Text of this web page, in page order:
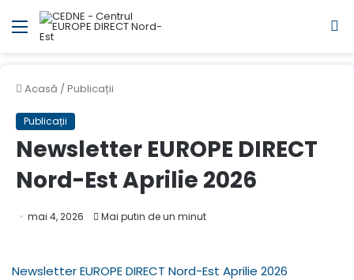
Meniul
Acasă /Publicații
Publicații
Newsletter EUROPE DIRECT
Nord-Est Aprilie 2026
mai 4, 2026 Mai putin de un minut
Newsletter EUROPE DIRECT Nord-Est Aprilie 2026